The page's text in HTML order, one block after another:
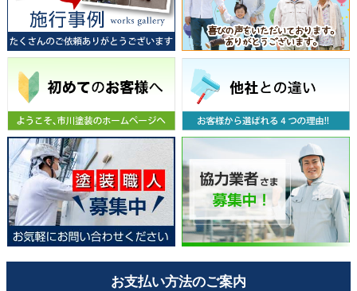
お支払い方法のご案内